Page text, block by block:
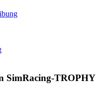
SimRacing-TROPHY